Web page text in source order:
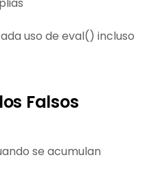
uso de eval() incluso
Falsos
se acumulan